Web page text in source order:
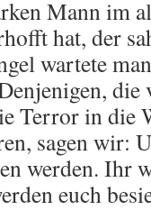
Mann im
hat, der
wartete
die
Terror in die
sagen wir:
werden. Ihr
euch